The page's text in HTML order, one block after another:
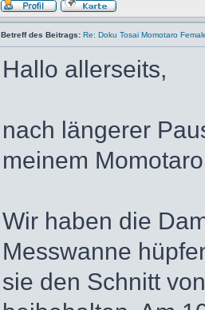
Betreff des Beitrags: Re: Doku Tosai Momotaro
Hallo allerseits,
nach längerer
meinem
Wir haben die
Messwanne
sie den Schnitt